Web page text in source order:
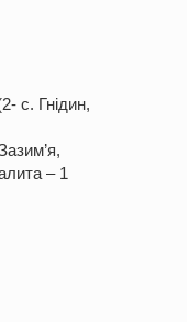
с. Гнідин,
– 1